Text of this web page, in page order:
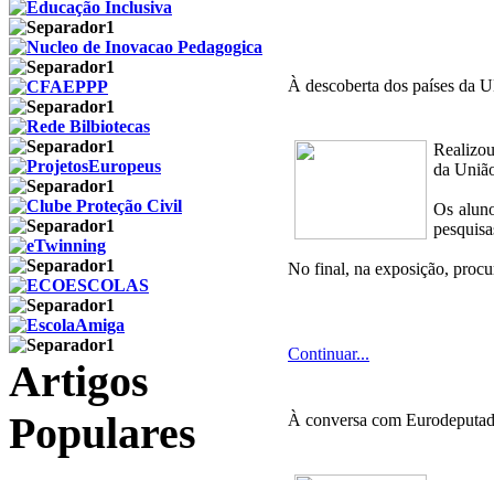
À descoberta dos países da
da
Os
No final, na exposição,
Continuar...
À conversa com
Artigos
Populares